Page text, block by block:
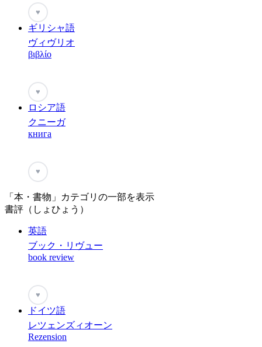
♥
ギリシャ語
ヴィヴリオ
βιβλίο
♥
ロシア語
クニーガ
книга
♥
「本・書物」カテゴリの一部を表示
書評（しょひょう）
英語
ブック・リヴュー
book review
♥
ドイツ語
レツェンズィオーン
Rezension